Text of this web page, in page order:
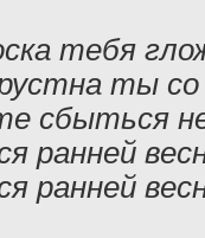
тебя
ты со
сбыться
ранней
ранней